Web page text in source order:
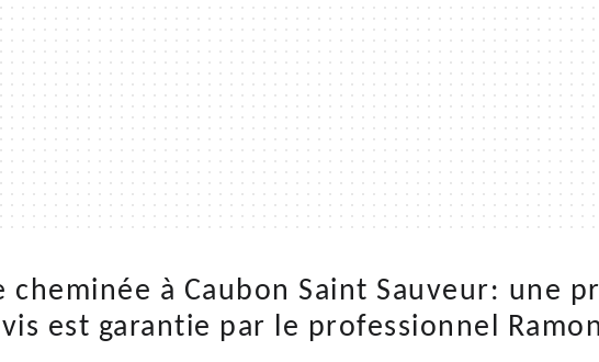
cheminée à Caubon Saint Sauveur: une
est garantie par le professionnel